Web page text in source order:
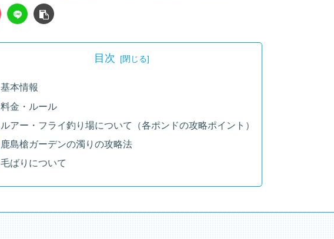
目次
基本情報
料金・ルール
ルアー・フライ釣り場について（各ポンドの攻略ポイント）
鹿島槍ガーデンの濁りの攻略法
毛ばりについて